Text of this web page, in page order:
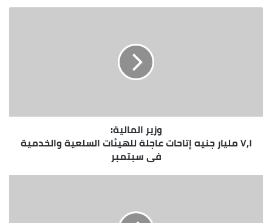
وزير المالية:
٧,١ مليار جنيه إتاحات عاجلة للهيئات السلعية والخدمية
فى سبتمبر